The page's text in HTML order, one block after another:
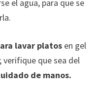
el agua, para que se
lavar platosen gel
verifique que sea del
de manos.